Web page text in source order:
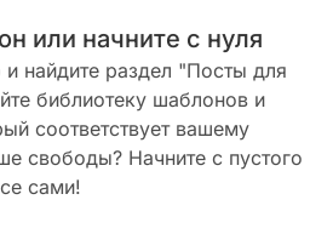
или начните с нуля
и найдите раздел "Посты для
библиотеку шаблонов и
соответствует вашему
свободы? Начните с пустого
сами!